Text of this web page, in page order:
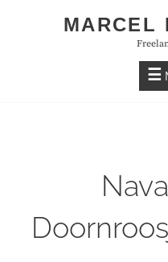
MARCEL